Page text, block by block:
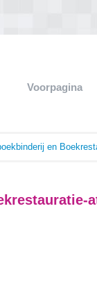
Voorpagina
en